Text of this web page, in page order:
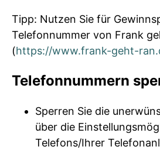
Tipp: Nutzen Sie für
Telefonnummer von Frank
(https://www.frank-geht-
Telefonnummern
Sperren Sie die
über die
Telefons/Ihrer